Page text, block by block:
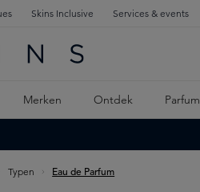
Skins Inclusive Services & events
Merken Ontdek Parfum
Typen Eau de Parfum